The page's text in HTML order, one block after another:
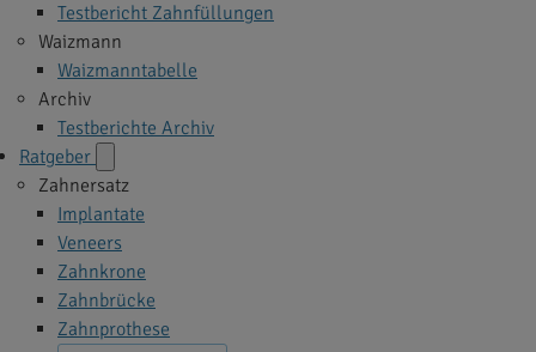
Testbericht Zahnfüllungen
Waizmann
Waizmanntabelle
Archiv
Testberichte Archiv
Ratgeber
Zahnersatz
Implantate
Veneers
Zahnkrone
Zahnbrücke
Zahnprothese